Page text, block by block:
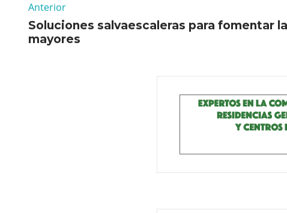
Anterior
Soluciones salvaescaleras para fomentar
mayores